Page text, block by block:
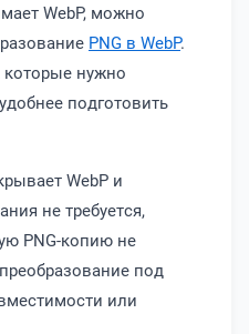
WebP, можно
PNG в WebP.
нужно
подготовить
WebP и
не требуется,
PNG-копию не
под
или